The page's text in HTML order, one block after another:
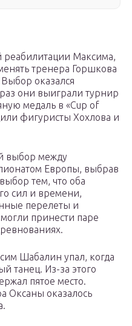
Максима,
тренера Горшкова
оказался
они выиграли турнир
медаль в «Cup of
фигуристы Хохлова и
выбор между
Европы, выбрав
тем, что оба
сил и времени,
перелеты и
принести паре
Шабалин упал, когда
танец. Из-за этого
пятое место.
Оксаны оказалось